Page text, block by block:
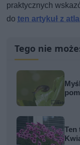
praktycznych
doten artykuł z
Tego nie
Ten